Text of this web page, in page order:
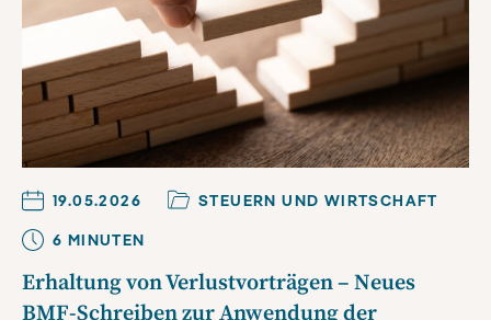
19.05.2026
STEUERN UND WIRTSCHAFT
6 MINUTEN
Erhaltung von Verlustvorträgen – Neues
BMF-Schreiben zur Anwendung der